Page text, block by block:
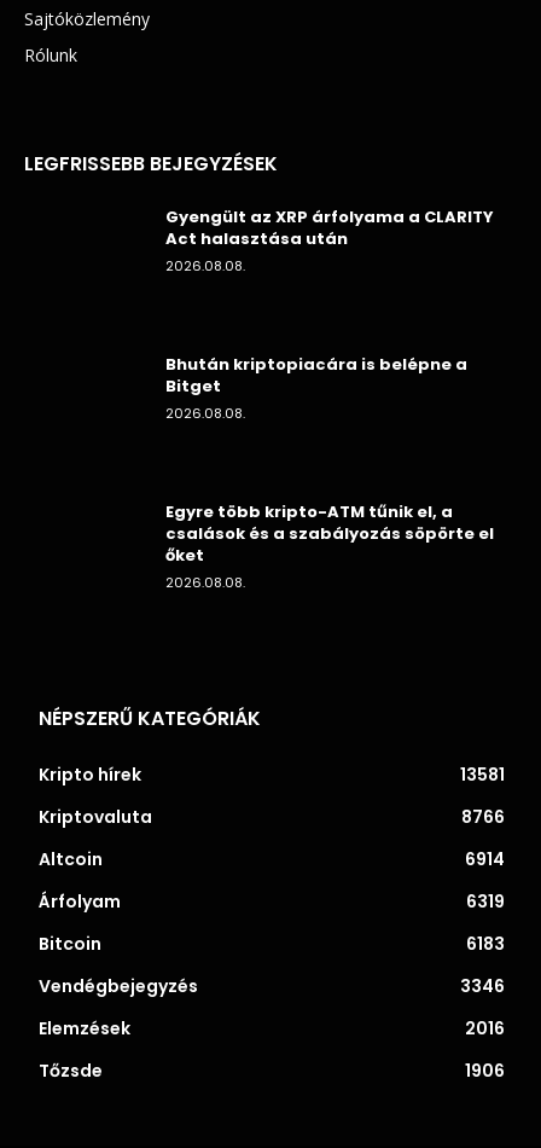
Sajtóközlemény
Rólunk
LEGFRISSEBB BEJEGYZÉSEK
Gyengült az XRP árfolyama a CLARITY
Act halasztása után
2026.08.08.
Bhután kriptopiacára is belépne a
Bitget
2026.08.08.
Egyre több kripto-ATM tűnik el, a
csalások és a szabályozás söpörte el
őket
2026.08.08.
NÉPSZERŰ KATEGÓRIÁK
Kripto hírek
13581
Kriptovaluta
8766
Altcoin
6914
Árfolyam
6319
Bitcoin
6183
Vendégbejegyzés
3346
Elemzések
2016
Tőzsde
1906